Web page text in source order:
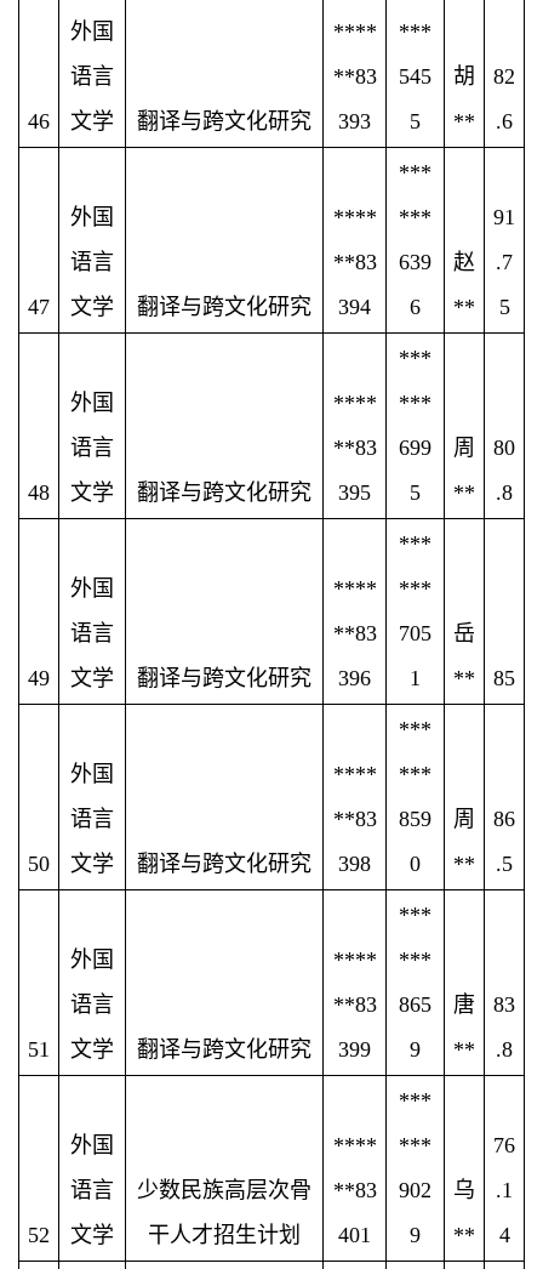
46
外国
语言
文学
翻译与跨文化研究
****
**83
393
***
545
5
胡
**
82
.6
47
外国
语言
文学
翻译与跨文化研究
****
**83
394
***
***
639
6
赵
**
91
.7
5
48
外国
语言
文学
翻译与跨文化研究
****
**83
395
***
***
699
5
周
**
80
.8
49
外国
语言
文学
翻译与跨文化研究
****
**83
396
***
***
705
1
岳
**
85
50
外国
语言
文学
翻译与跨文化研究
****
**83
398
***
***
859
0
周
**
86
.5
51
外国
语言
文学
翻译与跨文化研究
****
**83
399
***
***
865
9
唐
**
83
.8
52
外国
语言
文学
少数民族高层次骨
干人才招生计划
****
**83
401
***
***
902
9
乌
**
76
.1
4